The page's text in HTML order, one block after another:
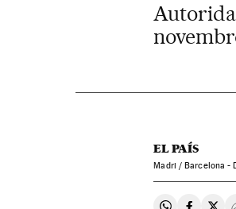
EL PAÍS
Madri / Barcelona -